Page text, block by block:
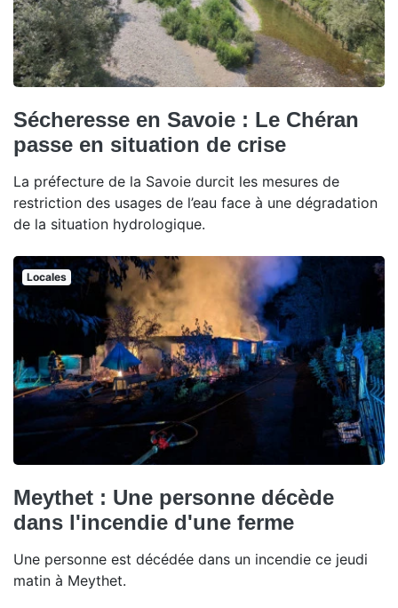
Sécheresse en Savoie : Le Chéran
passe en situation de crise
La préfecture de la Savoie durcit les mesures de
restriction des usages de l’eau face à une dégradation
de la situation hydrologique.
Locales
Meythet : Une personne décède
dans l'incendie d'une ferme
Une personne est décédée dans un incendie ce jeudi
matin à Meythet.